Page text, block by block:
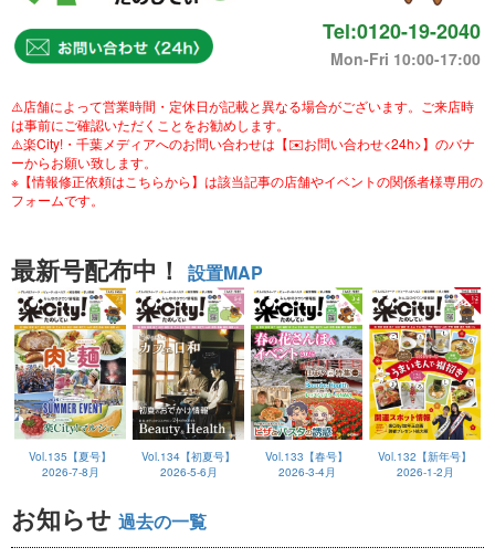
Tel:0120-19-2040
Mon-Fri 10:00-17:00
⚠️店舗によって営業時間・定休日が記載と異なる場合がございます。ご来店時
は事前にご確認いただくことをお勧めします。
⚠️楽City!・千葉メディアへのお問い合わせは【✉️お問い合わせ<24h>】のバナ
ーからお願い致します。
※【情報修正依頼はこちらから】は該当記事の店舗やイベントの関係者様専用の
フォームです。
最新号配布中！ 設置MAP
Vol.135【夏号】
2026-7-8月
Vol.134【初夏号】
2026-5-6月
Vol.133【春号】
2026-3-4月
Vol.132【新年号】
2026-1-2月
お知らせ 過去の一覧